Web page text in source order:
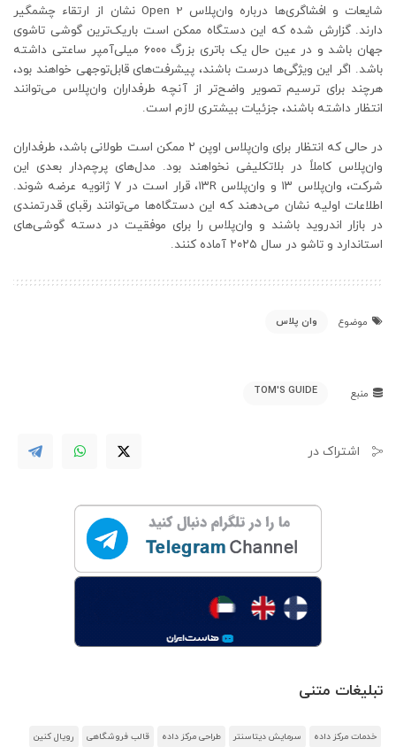
شایعات و افشاگری‌ها درباره وان‌پلاس Open 2 نشان از ارتقاء چشمگیر
دارند. گزارش شده که این دستگاه ممکن است باریک‌ترین گوشی تاشوی
جهان باشد و در عین حال یک باتری بزرگ ۶۰۰۰ میلی‌آمپر ساعتی داشته
باشد. اگر این ویژگی‌ها درست باشند، پیشرفت‌های قابل‌توجهی خواهند بود،
هرچند برای ترسیم تصویر واضح‌تر از آنچه طرفداران وان‌پلاس می‌توانند
انتظار داشته باشند، جزئیات بیشتری لازم است.
در حالی که انتظار برای وان‌پلاس اوپن ۲ ممکن است طولانی باشد، طرفداران
وان‌پلاس کاملاً در بلاتکلیفی نخواهند بود. مدل‌های پرچم‌دار بعدی این
شرکت، وان‌پلاس ۱۳ و وان‌پلاس ۱۳R، قرار است در ۷ ژانویه عرضه شوند.
اطلاعات اولیه نشان می‌دهند که این دستگاه‌ها می‌توانند رقبای قدرتمندی
در بازار اندروید باشند و وان‌پلاس را برای موفقیت در دسته گوشی‌های
استاندارد و تاشو در سال ۲۰۲۵ آماده کنند.
موضوع وان پلاس
منبع TOM'S GUIDE
اشتراک در
تبلیغات متنی
خدمات مرکز داده سرمایش دیتاسنتر طراحی مرکز داده قالب فروشگاهی رویال کنین